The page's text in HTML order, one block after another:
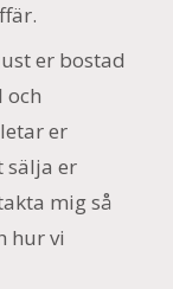
er bostad
och
er
sälja er
mig så
hur vi